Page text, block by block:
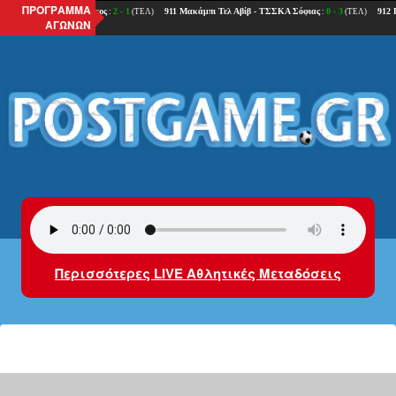
ΠΡΟΓΡΑΜΜΑ
ΑΓΩΝΩΝ
Περισσότερες LIVE Αθλητικές Μεταδόσεις